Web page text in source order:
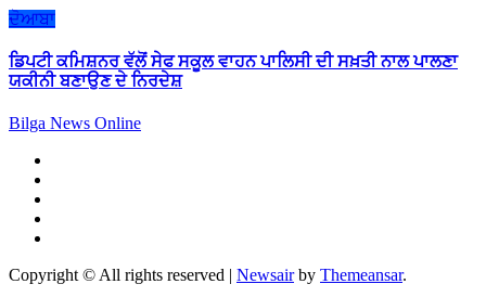
ਦੋਆਬਾ
ਡਿਪਟੀ ਕਮਿਸ਼ਨਰ ਵੱਲੋਂ ਸੇਫ ਸਕੂਲ ਵਾਹਨ ਪਾਲਿਸੀ ਦੀ ਸਖ਼ਤੀ ਨਾਲ ਪਾਲਣਾ
ਯਕੀਨੀ ਬਣਾਉਣ ਦੇ ਨਿਰਦੇਸ਼
Bilga News Online
Copyright © All rights reserved | Newsairby Themeansar.